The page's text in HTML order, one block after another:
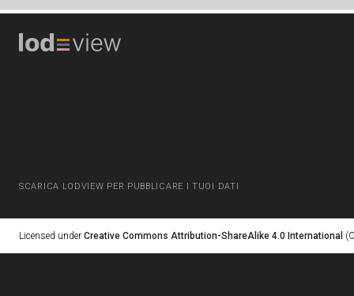
SCARICA LODVIEW PER PUBBLICARE I TUOI DATI
Licensed under Creative Commons Attribution-ShareAlike 4.0 International